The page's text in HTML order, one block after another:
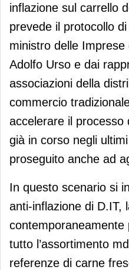
inflazione sul carrello
prevede il protocollo
ministro delle
Adolfo Urso e dai
associazioni della
commercio
accelerare il processo
già in corso negli
proseguito anche ad
In questo scenario si
anti-inflazione di D.IT,
contemporaneamente
tutto l’assortimento
referenze di carne